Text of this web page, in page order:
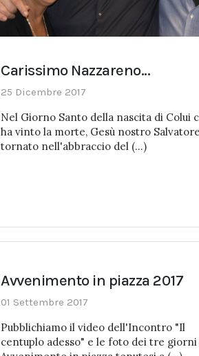
Carissimo Nazzareno...
25 Dicembre 2017
Nel Giorno Santo della nascita di Colui
ha vinto la morte, Gesù nostro
tornato nell'abbraccio del (...)
Avvenimento in piazza 2017
01 Settembre 2017
Pubblichiamo il video dell'Incontro "Il
centuplo adesso" e le foto dei tre giorni